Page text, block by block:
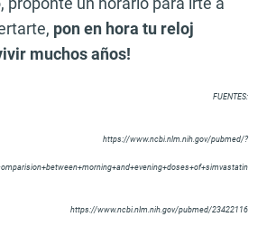
pon en hora tu reloj
muchos años!
FUENTES:
https://www.ncbi.nlm.nih.gov/pubmed/?
https://www.ncbi.nlm.nih.gov/pubmed/23422116